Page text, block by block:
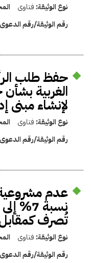
نوع الوثيقة: فتاوى
رقم الوثيقة/رقم
حفظ طلب
الغربية
لإنشاء مبنى
نوع الوثيقة: فتاوى
رقم الوثيقة/رقم
عدم
نسبة
تُصرف
نوع الوثيقة: فتاوى
رقم الوثيقة/رقم